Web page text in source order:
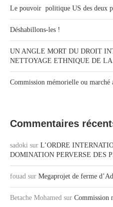
Le pouvoir politique US des deux
Déshabillons-les !
UN ANGLE MORT DU DROIT
NETTOYAGE ETHNIQUE DE
Commission mémorielle ou marché
Commentaires
sadoki sur L’ORDRE
DOMINATION PERVERSE DES
fouad sur Megaprojet de ferme
Betache Mohamed sur Commission